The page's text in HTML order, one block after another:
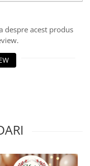
despre acest produs